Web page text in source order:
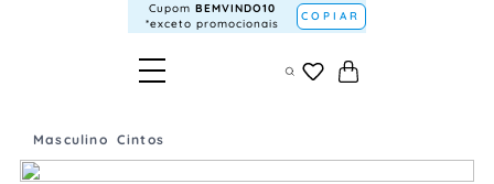
Cupom BEMVINDO10
*exceto promocionais
COPIAR
Masculino Cintos